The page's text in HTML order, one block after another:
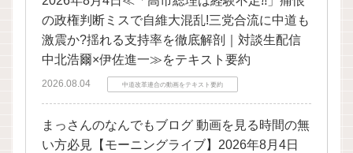
の政権判断ミスで自維大混乱!三党合流に中道も
激震か?揺れる支持率を徹底解剖｜対談生配信
中北浩爾×伊佐進一≫をテキスト要約
2026.08.04 中道改革連合の動画をテキスト要約
まっさんのなんでもブログ 動画を見る時間の無
い方必見【モーニングライブ】2026年8月4日